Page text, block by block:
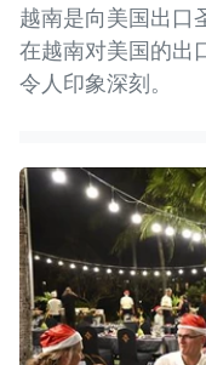
越南是向美国出口
在越南对美国的出
令人印象深刻。